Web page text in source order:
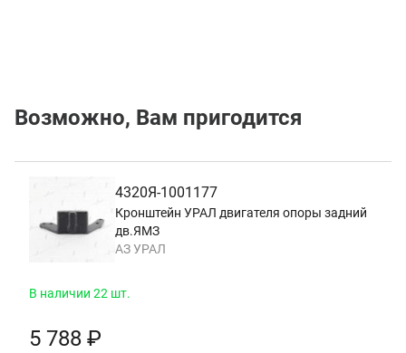
Возможно, Вам пригодится
4320Я-1001177
Кронштейн УРАЛ двигателя опоры задний
дв.ЯМЗ
АЗ УРАЛ
В наличии 22 шт.
5 788 ₽